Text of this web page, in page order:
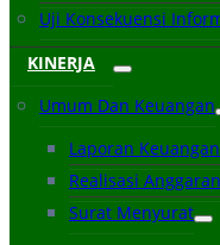
Uji Konsekuensi
KINERJA
Umum Dan Keuangan
Laporan Keuangan
Realisasi Anggaran
Surat Menyurat